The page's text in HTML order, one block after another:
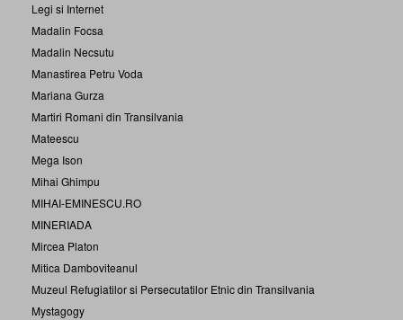
Legi si Internet
Madalin Focsa
Madalin Necsutu
Manastirea Petru Voda
Mariana Gurza
Martiri Romani din Transilvania
Mateescu
Mega Ison
Mihai Ghimpu
MIHAI-EMINESCU.RO
MINERIADA
Mircea Platon
Mitica Damboviteanul
Muzeul Refugiatilor si Persecutatilor Etnic din Transilvania
Mystagogy